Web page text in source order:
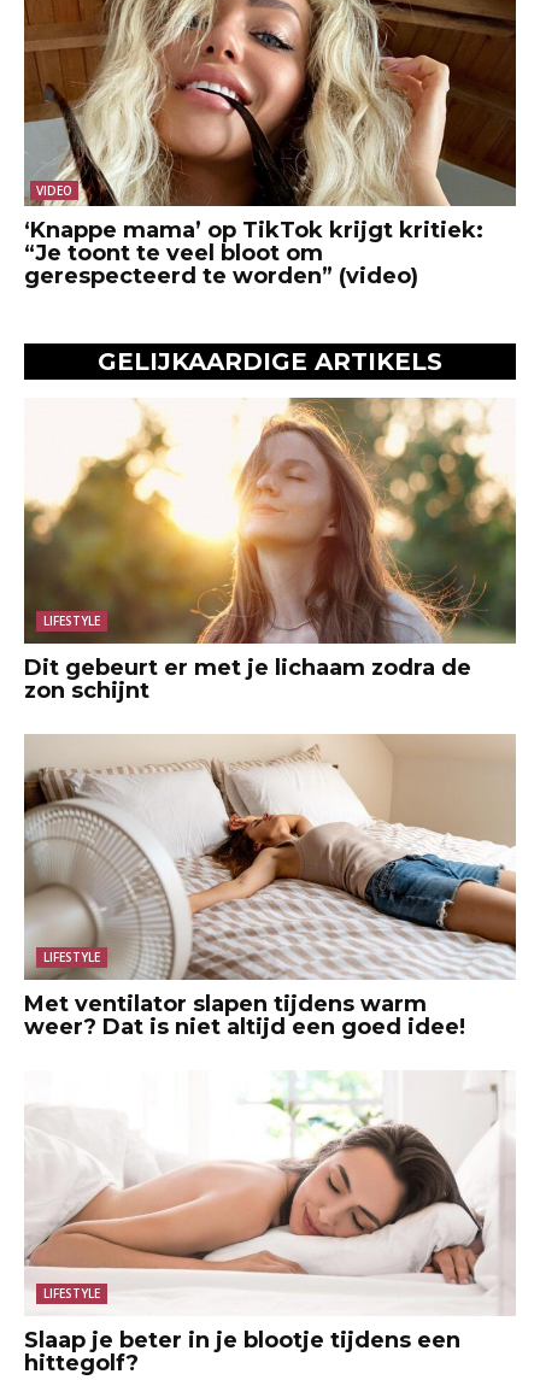
VIDEO
‘Knappe mama’ op TikTok krijgt kritiek:
“Je toont te veel bloot om
gerespecteerd te worden” (video)
GELIJKAARDIGE ARTIKELS
LIFESTYLE
Dit gebeurt er met je lichaam zodra de
zon schijnt
LIFESTYLE
Met ventilator slapen tijdens warm
weer? Dat is niet altijd een goed idee!
LIFESTYLE
Slaap je beter in je blootje tijdens een
hittegolf?